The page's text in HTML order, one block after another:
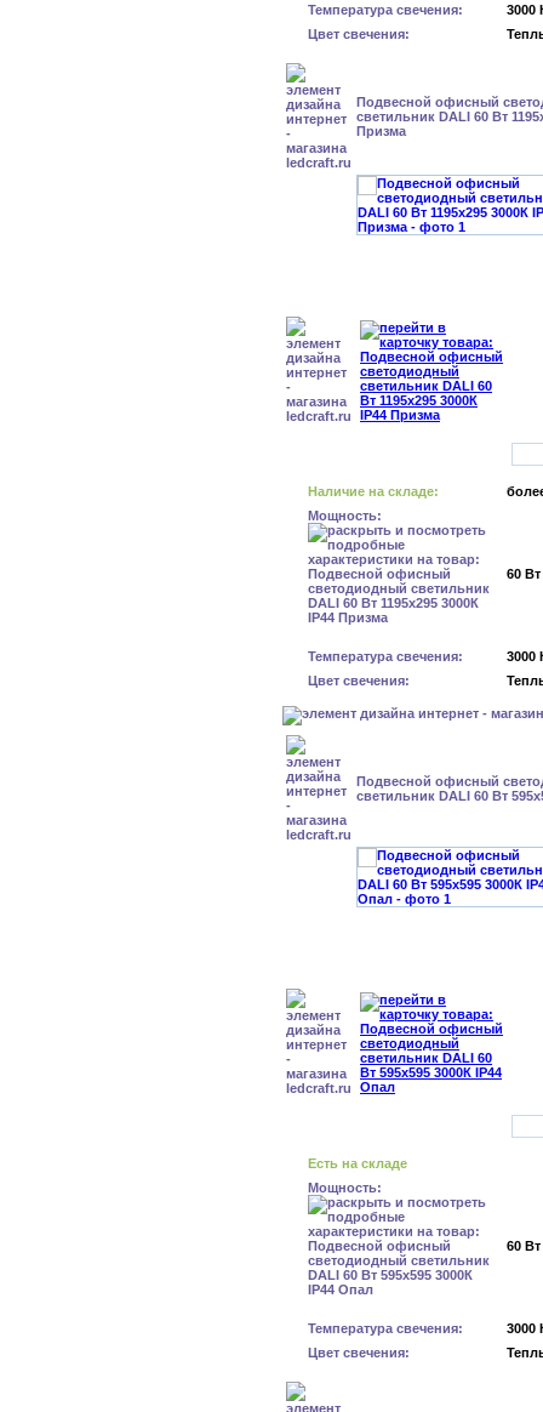
Температура свечения:
3000
Цвет свечения:
Подвесной офисный
светильник DALI 60 Вт
Призма
Наличие на складе:
Мощность:
60 Вт
Температура свечения:
3000
Цвет свечения:
Подвесной офисный
светильник DALI 60 Вт
Есть на складе
Мощность:
60 Вт
Температура свечения:
3000
Цвет свечения: